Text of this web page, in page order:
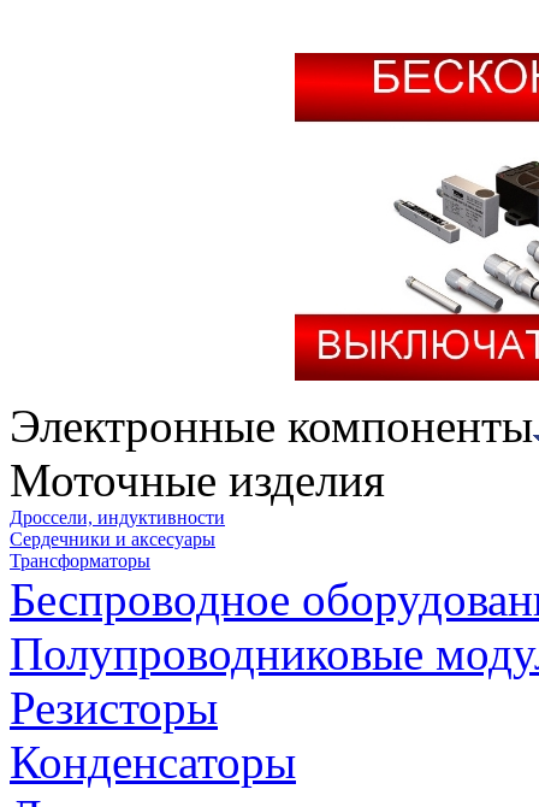
Электронные компоненты
Моточные изделия
Дроссели, индуктивности
Сердечники и аксесуары
Трансформаторы
Беспроводное
Полупроводниковые
Резисторы
Конденсаторы